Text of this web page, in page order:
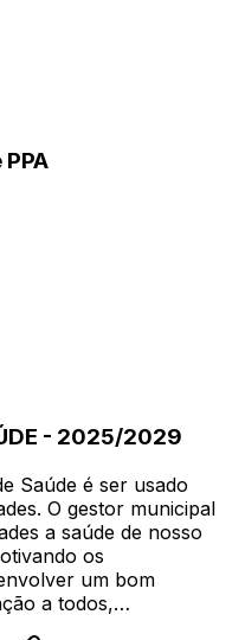
- 2025/2029
Saúde é ser usado
O gestor municipal
a saúde de nosso
os
um bom
a todos,…